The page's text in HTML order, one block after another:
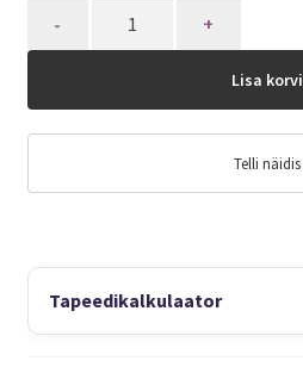
Lisa korvi
Telli näidis
Tapeedikalkulaator